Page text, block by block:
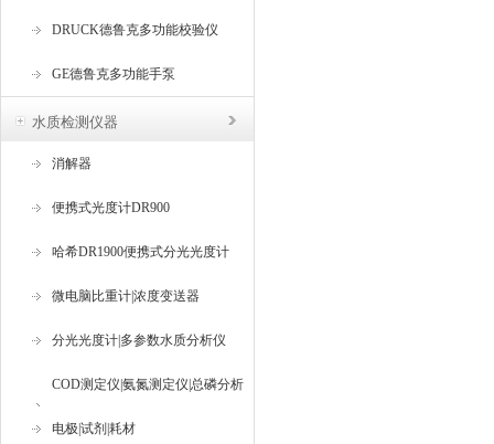
DRUCK德鲁克多功能校验仪
GE德鲁克多功能手泵
水质检测仪器
消解器
便携式光度计DR900
哈希DR1900便携式分光光度计
微电脑比重计|浓度变送器
分光光度计|多参数水质分析仪
COD测定仪|氨氮测定仪|总磷分析
仪
电极|试剂|耗材